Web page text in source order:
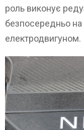
роль виконує
безпосередньо на
електродвигуном.